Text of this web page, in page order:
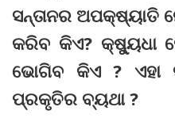
ସନ୍ତାନର ଅପକ୍ଷ୍ୟାତି
କରିବ କିଏ? କ୍ଷ୍ୟୁଧା
ଭୋଗିବ କିଏ ? ଏହା
ପ୍ରକୃତିର ବ୍ୟଥା ?